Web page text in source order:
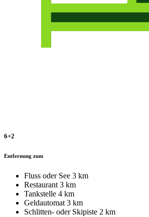
6+2
Entfernung zum
Fluss oder See 3 km
Restaurant 3 km
Tankstelle 4 km
Geldautomat 3 km
Schlitten- oder Skipiste 2 km